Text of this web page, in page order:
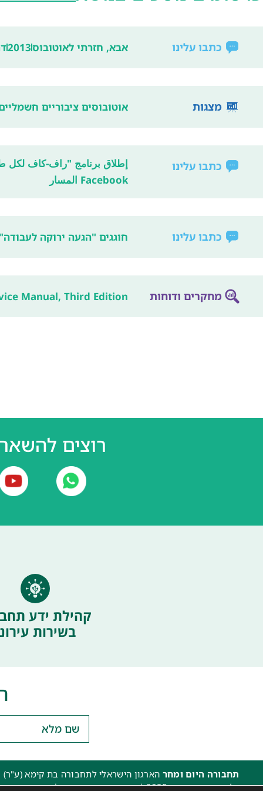
כתבו עלינו אבא, חזרתי לאוטובוס2013
מצגות אוטובוסים ציבוריים
כתבו עלינו إطلاق برنامج "راف-كاف
Facebook المسار
כתבו עלינו חוגגים "הגעה ירוקה
מחקרים ודוחות Manual, Third Edition
רוצים
קהילת ידע
בשירות
תחבורה היום ומחר הארגון הישראלי לתחבורה בת קימא (ע"ר)
כל הזכויות שמורות 2025 |
הצהרת נגישות האתר|מדיניות